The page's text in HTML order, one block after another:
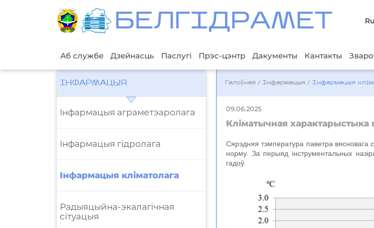
БЕЛГIДРAМЕТ Ru
Аб службе Дзейнасць Паслугі Прэс-цэнтр Дакументы Кантакты
ІНФАРМАЦЫЯ
Iнфармацыя аграметэаролага
Iнфармацыя гідролага
Iнфармацыя кліматолага
Радыяцыйна-экалагічная
сітуацыя
Галоўная /Інфармацыя /Iнфармацыя
09.06.2025
Кліматычная характарыстыка
Сярэдняя тэмпература паветра
норму. За перыяд інструментальных
гадоў.